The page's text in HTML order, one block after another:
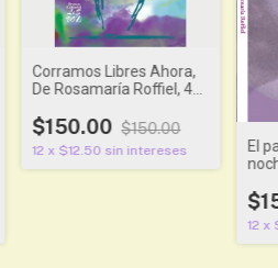
Corramos Libres Ahora,
De Rosamaría Roffiel, 4a
$150.00 $150.00
12 x $12.50 sin intereses
El
12 x